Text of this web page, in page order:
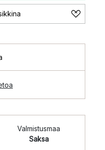
Valmistusmaa
Saksa